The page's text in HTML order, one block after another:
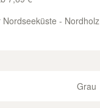
- Nordholz
Grau